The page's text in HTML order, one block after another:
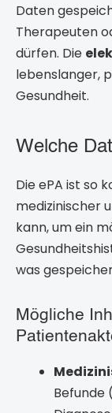
Daten
Therapeuten
dürfen. Die
lebenslanger,
Gesundheit.
Welche
Die ePA ist so
medizinischer
kann, um ein
was
Mögliche
Befunde